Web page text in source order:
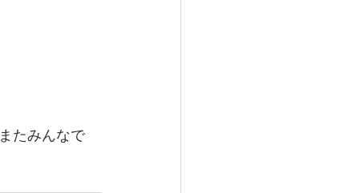
たみんなで